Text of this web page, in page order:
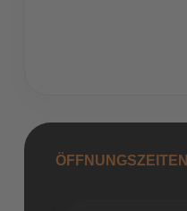
ÖFFNUNGSZEITEN